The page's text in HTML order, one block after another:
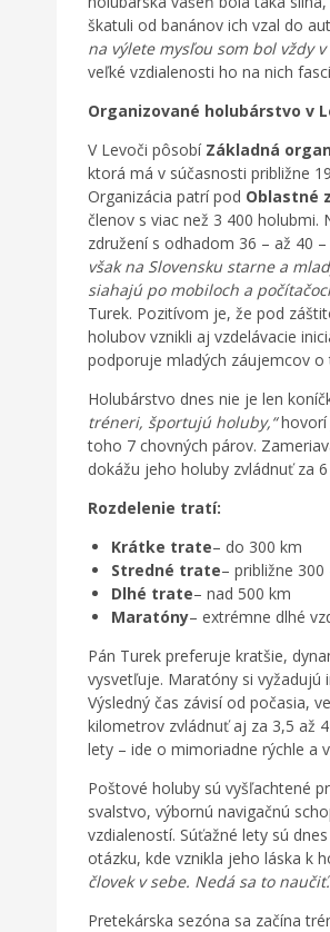
škatuli od banánov ich vzal do
na výlete mysľou som bol vždy
veľké vzdialenosti ho na nich
Organizované holubárstvo v
V Levoči pôsobí Základná
ktorá má v súčasnosti približne
Organizácia patrí pod Oblastné
členov s viac než 3 400 holubmi.
združení s odhadom 36 – až 40
však na Slovensku starne a
siahajú po mobiloch a
Turek. Pozitívom je, že pod
holubov vznikli aj vzdelávacie
podporuje mladých záujemcov
Holubárstvo dnes nie je len
tréneri, športujú holuby,“hovorí
toho 7 chovných párov.
dokážu jeho holuby zvládnuť za
Rozdelenie tratí:
Krátke trate– do 300 km
Stredné trate– približne 300
Dlhé trate– nad 500 km
Maratóny– extrémne dlhé
Pán Turek preferuje kratšie,
vysvetľuje. Maratóny si vyžadujú
Výsledný čas závisí od počasia,
kilometrov zvládnuť aj za 3,5 až
lety – ide o mimoriadne rýchle a
Poštové holuby sú vyšľachtené
svalstvo, výbornú navigačnú
vzdialeností. Súťažné lety sú
otázku, kde vznikla jeho láska k
človek v sebe. Nedá sa to
Pretekárska sezóna sa začína